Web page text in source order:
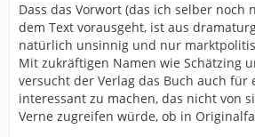
Dass das Vorwort (das ich selber noch
dem Text vorausgeht, ist aus
natürlich unsinnig und nur
Mit zukräftigen Namen wie Schätzing
versucht der Verlag das Buch auch für
interessant zu machen, das nicht von
Verne zugreifen würde, ob in